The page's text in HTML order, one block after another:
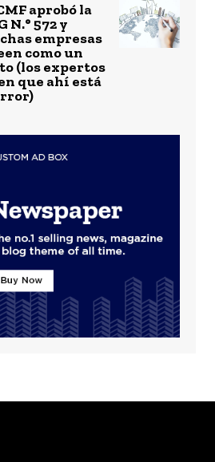
aprobó la
N.° 572 y
empresas
como un
(los expertos
que ahí está